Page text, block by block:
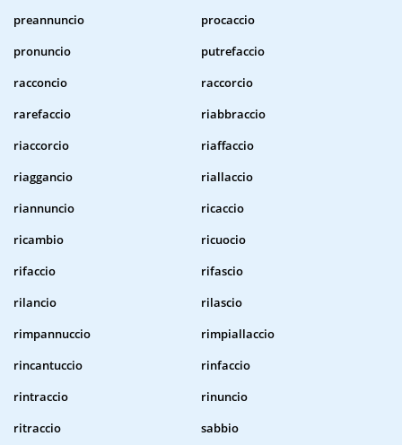
preannuncio
procaccio
pronuncio
putrefaccio
racconcio
raccorcio
rarefaccio
riabbraccio
riaccorcio
riaffaccio
riaggancio
riallaccio
riannuncio
ricaccio
ricambio
ricuocio
rifaccio
rifascio
rilancio
rilascio
rimpannuccio
rimpiallaccio
rincantuccio
rinfaccio
rintraccio
rinuncio
ritraccio
sabbio